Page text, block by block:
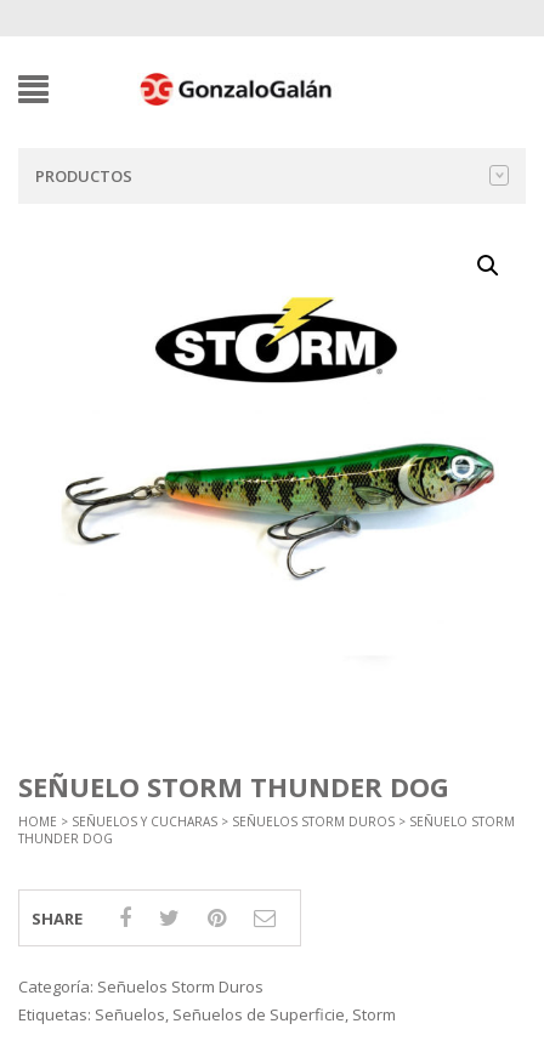
PRODUCTOS
SEÑUELO STORM THUNDER DOG
HOME > SEÑUELOS Y CUCHARAS > SEÑUELOS STORM DUROS > SEÑUELO STORM
THUNDER DOG
SHARE
Categoría: Señuelos Storm Duros
Etiquetas: Señuelos, Señuelos de Superficie, Storm